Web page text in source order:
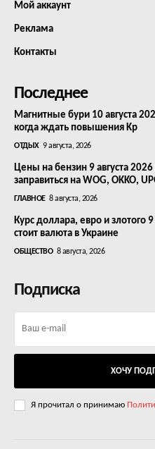
Мой аккаунт
Реклама
Контакты
Последнее
Магнитные бури 10 августа
когда ждать повышения Kp
ОТДЫХ 9 августа, 2026
Цены на бензин 9 августа
заправиться на WOG, OKKO,
ГЛАВНОЕ 8 августа, 2026
Курс доллара, евро и злотого
стоит валюта в Украине
ОБЩЕСТВО 8 августа, 2026
Подписка
ХОЧУ
Я прочитал о принимаю